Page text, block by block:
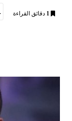
1 دقائق القراءة